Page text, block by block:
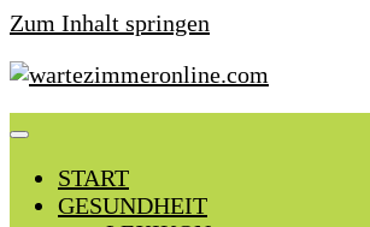
Zum Inhalt springen
START
GESUNDHEIT